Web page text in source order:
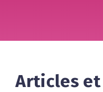
Articles